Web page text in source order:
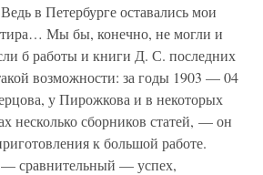
в Петербурге оставались мои
Мы бы, конечно, не могли и
б работы и книги Д. С. последних
возможности: за годы 1903 — 04
у Пирожкова и в некоторых
несколько сборников статей, — он
к большой работе.
сравнительный — успех,